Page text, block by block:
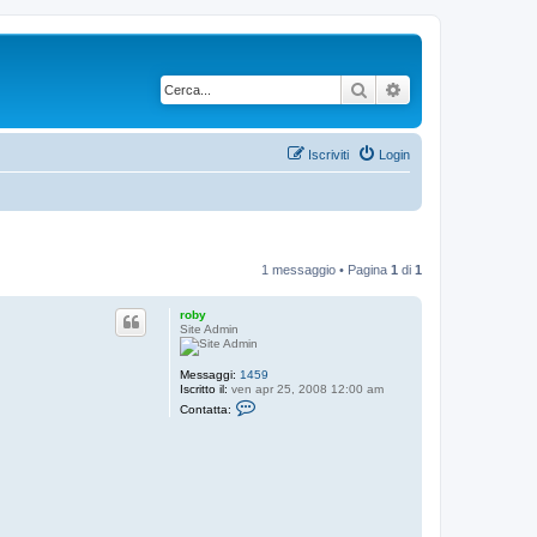
Cerca
Login
Iscriviti
1 messaggio • Pagina 1 di 1
roby
Site Admin
Messaggi: 1459
Iscritto il: ven apr 25, 2008 12:00 am
Contatta: